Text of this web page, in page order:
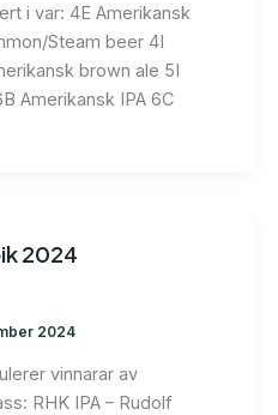
i var: 4E Amerikansk
Steam beer 4I
brown ale 5I
Amerikansk IPA 6C
2024
2024
vinnarar av
RHK IPA – Rudolf